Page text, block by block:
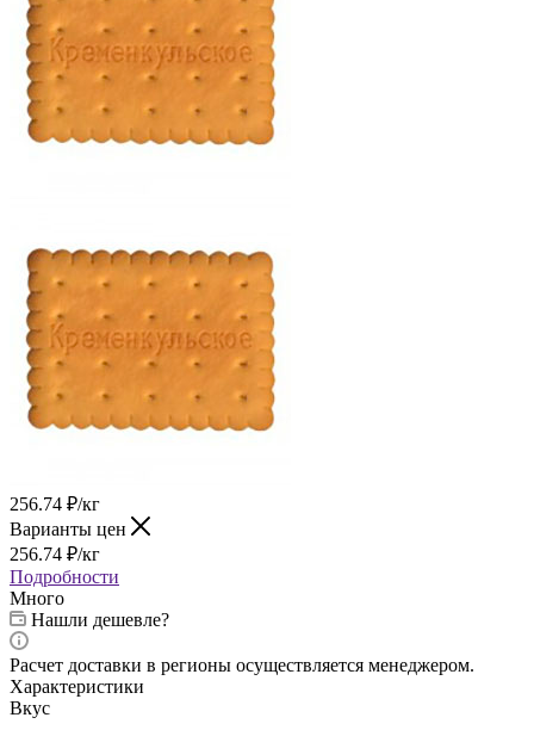
256.74 ₽/кг
Варианты цен
256.74 ₽/кг
Подробности
Много
Нашли дешевле?
Расчет доставки в регионы осуществляется менеджером.
Характеристики
Вкус